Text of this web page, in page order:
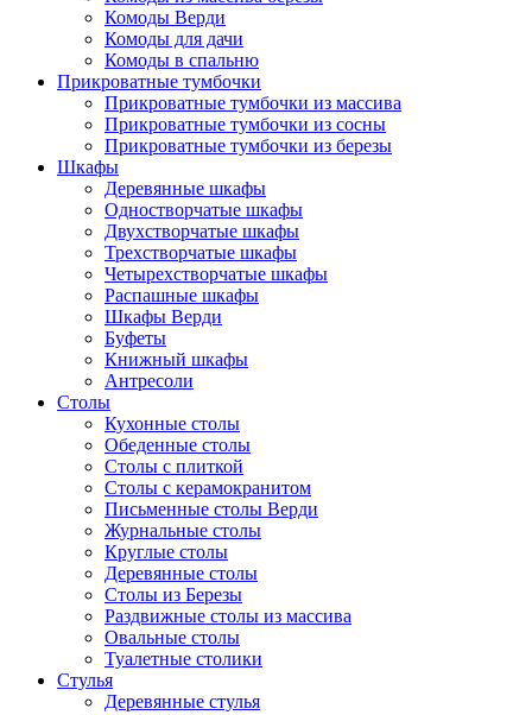
Комоды Верди
Комоды для дачи
Комоды в спальню
Прикроватные тумбочки
Прикроватные тумбочки из массива
Прикроватные тумбочки из сосны
Прикроватные тумбочки из березы
Шкафы
Деревянные шкафы
Одностворчатые шкафы
Двухстворчатые шкафы
Трехстворчатые шкафы
Четырехстворчатые шкафы
Распашные шкафы
Шкафы Верди
Буфеты
Книжный шкафы
Антресоли
Столы
Кухонные столы
Обеденные столы
Столы с плиткой
Столы с керамокранитом
Письменные столы Верди
Журнальные столы
Круглые столы
Деревянные столы
Столы из Березы
Раздвижные столы из массива
Овальные столы
Туалетные столики
Стулья
Деревянные стулья